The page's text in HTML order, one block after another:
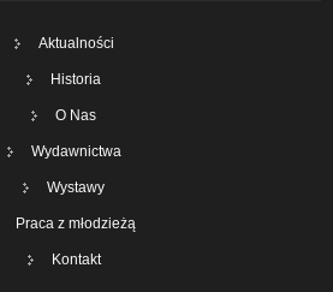
Aktualności
Historia
O Nas
Wydawnictwa
Wystawy
Praca z młodzieżą
Kontakt